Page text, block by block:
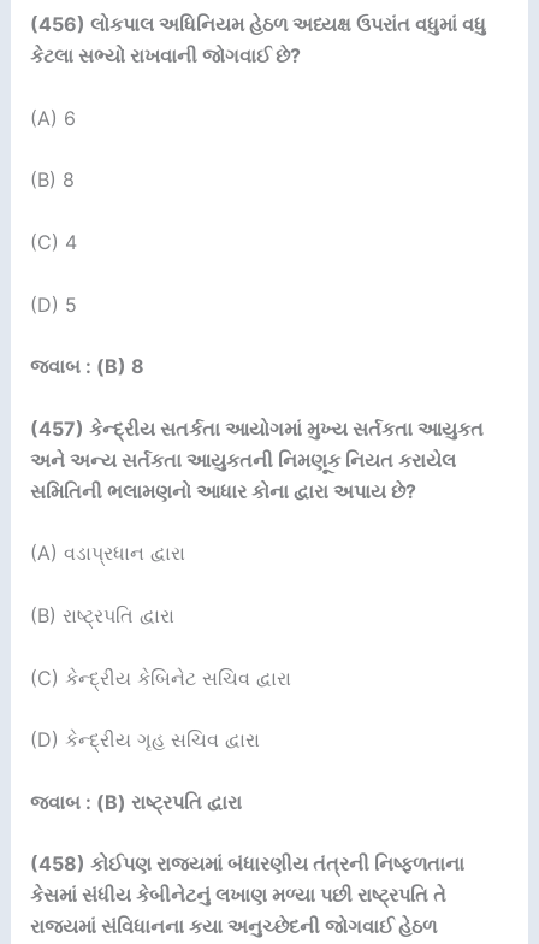
(456) લોકપાલ અધિનિયમ હેઠળ અધ્યક્ષ ઉપરાંત વધુમાં વધુ
કેટલા સભ્યો રાખવાની જોગવાઈ છે?
(A) 6
(B) 8
(C) 4
(D) 5
જવાબ : (B) 8
(457) કેન્દ્રીય સતર્કતા આયોગમાં મુખ્ય સર્તકતા આયુકત
અને અન્ય સર્તકતા આયુકતની નિમણૂક નિયત કરાયેલ
સમિતિની ભલામણનો આધાર કોના દ્વારા અપાય છે?
(A) વડાપ્રધાન દ્વારા
(B) રાષ્ટ્રપતિ દ્વારા
(C) કેન્દ્રીય કેબિનેટ સચિવ દ્વારા
(D) કેન્દ્રીય ગૃહ સચિવ દ્વારા
જવાબ : (B) રાષ્ટ્રપતિ દ્વારા
(458) કોઈપણ રાજયમાં બંધારણીય તંત્રની નિષ્ફળતાના
કેસમાં સંધીય કેબીનેટનું લખાણ મળ્યા પછી રાષ્ટ્રપતિ તે
રાજયમાં સંવિધાનના કયા અનુચ્છેદની જોગવાઈ હેઠળ